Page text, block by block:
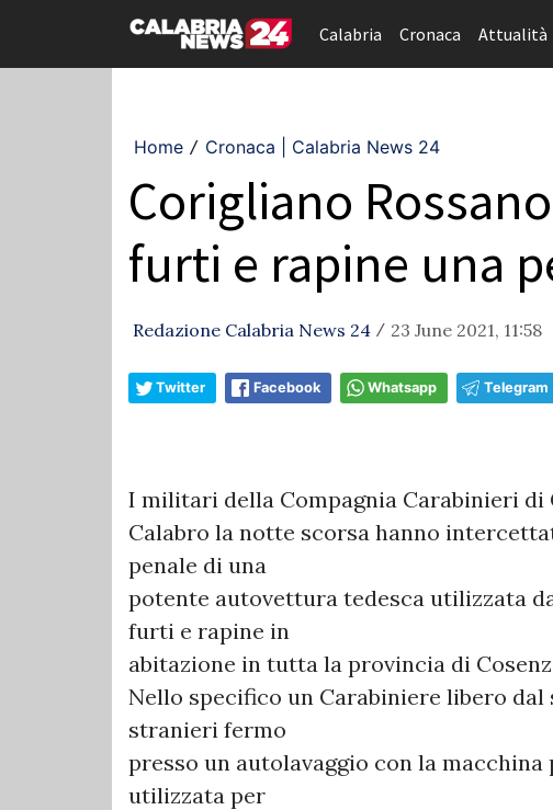
Calabria Cronaca Attualità
Home / Cronaca | Calabria News 24
Corigliano
furti e rapine una
Redazione Calabria News 24 / 23 June 2021, 11:58
Twitter Facebook Whatsapp Telegram
I militari della Compagnia Carabinieri di
Calabro la notte scorsa hanno
penale di una
potente autovettura tedesca utilizzata
furti e rapine in
abitazione in tutta la provincia di
Nello specifico un Carabiniere libero
stranieri fermo
presso un autolavaggio con la
utilizzata per